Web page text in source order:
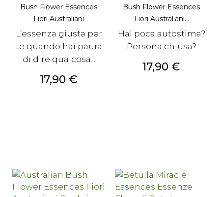
Bush Flower Essences
Fiori Australiani
L’essenza giusta per
te quando hai paura
di dire qualcosa...
Prezzo
17,90 €
Bush Flower Essences
Fiori Australiani...
Hai poca autostima?
Persona chiusa?
Prezzo
17,90 €